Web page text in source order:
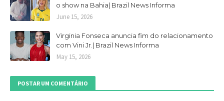
o show na Bahia| Brazil News Informa
June 15, 2026
Virginia Fonseca anuncia fim do relacionamento
com Vini Jr.| Brazil News Informa
May 15, 2026
POSTAR UM COMENTÁRIO